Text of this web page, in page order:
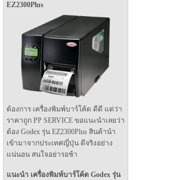
EZ2300Plus
ต้องการ เครื่องพิมพ์บาร์โค้ด ดีดี แต่ว่า
ราคาถูก PP SERVICE ขอแนะนำเลยว่า
ต้อง Godex รุ่น EZ2300Plus สินค้านำ
เข้ามาจากประเทศญี่ปุ่น ดีจริงอย่าง
แน่นอน สนใจอย่ารอช้า
แนะนำ เครื่องพิมพ์บาร์โค้ด Godex รุ่น